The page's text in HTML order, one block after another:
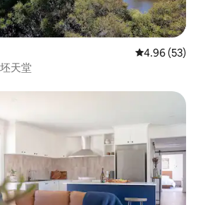
平均评分
4.96 (53)
天堂